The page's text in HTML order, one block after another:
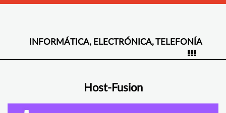
INFORMÁTICA, ELECTRÓNICA, TELEFONÍA
Host-Fusion